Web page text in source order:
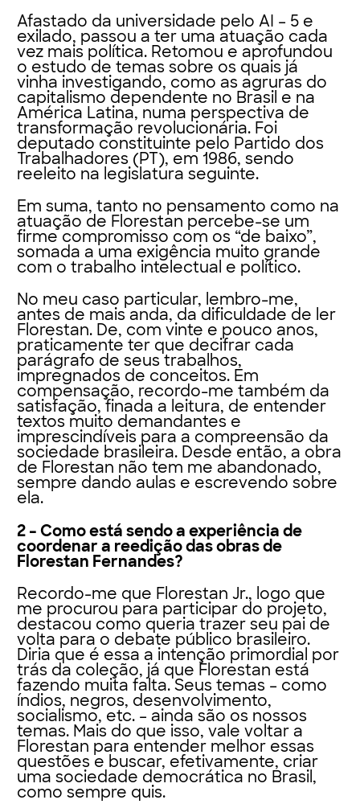
Afastado da universidade pelo AI – 5 e
exilado, passou a ter uma atuação cada
vez mais política. Retomou e aprofundou
o estudo de temas sobre os quais já
vinha investigando, como as agruras do
capitalismo dependente no Brasil e na
América Latina, numa perspectiva de
transformação revolucionária. Foi
deputado constituinte pelo Partido dos
Trabalhadores (PT), em 1986, sendo
reeleito na legislatura seguinte.
Em suma, tanto no pensamento como na
atuação de Florestan percebe-se um
firme compromisso com os “de baixo”,
somada a uma exigência muito grande
com o trabalho intelectual e político.
No meu caso particular, lembro-me,
antes de mais anda, da dificuldade de ler
Florestan. De, com vinte e pouco anos,
praticamente ter que decifrar cada
parágrafo de seus trabalhos,
impregnados de conceitos. Em
compensação, recordo-me também da
satisfação, finada a leitura, de entender
textos muito demandantes e
imprescindíveis para a compreensão da
sociedade brasileira. Desde então, a obra
de Florestan não tem me abandonado,
sempre dando aulas e escrevendo sobre
ela.
2 – Como está sendo a experiência de
coordenar a reedição das obras de
Florestan Fernandes?
Recordo-me que Florestan Jr., logo que
me procurou para participar do projeto,
destacou como queria trazer seu pai de
volta para o debate público brasileiro.
Diria que é essa a intenção primordial por
trás da coleção, já que Florestan está
fazendo muita falta. Seus temas – como
índios, negros, desenvolvimento,
socialismo, etc. – ainda são os nossos
temas. Mais do que isso, vale voltar a
Florestan para entender melhor essas
questões e buscar, efetivamente, criar
uma sociedade democrática no Brasil,
como sempre quis.